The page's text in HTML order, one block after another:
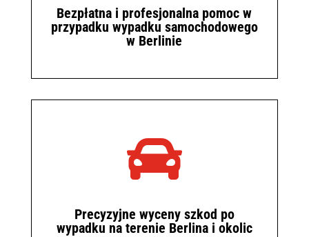
Bezpłatna i profesjonalna pomoc w
przypadku wypadku samochodowego
w Berlinie

Precyzyjne wyceny szkod po
wypadku na terenie Berlina i okolic